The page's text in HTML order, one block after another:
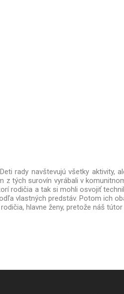
Deti rady navštevujú všetky aktivity,
tých surovín vyrábali v
rodičia a tak si mohli osvojiť
vlastných predstáv. Potom ich
hlavne ženy, pretože náš